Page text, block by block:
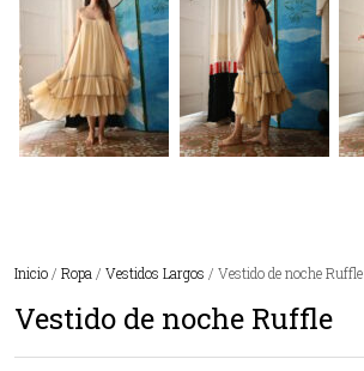
Inicio / Ropa / Vestidos Largos / Vestido de noche Ruffle
Vestido de noche Ruffle